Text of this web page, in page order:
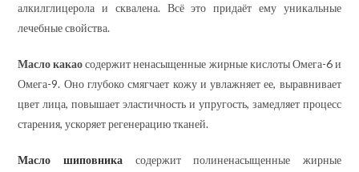
алкилглицерола и сквалена. Всё это придаёт ему уникальные
лечебные свойства.
Масло какаосодержит ненасыщенные жирные кислоты Омега-6 и
Омега-9. Оно глубоко смягчает кожу и увлажняет ее, выравнивает
цвет лица, повышает эластичность и упругость, замедляет процесс
старения, ускоряет регенерацию тканей.
Масло шиповника
содержит полиненасыщенные жирные